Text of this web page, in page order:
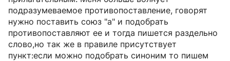
подразумеваемое противопоставление, говорят
нужно поставить союз "а" и подобрать
противопоставляют ее и тогда пишется раздельно
слово,но так же в правиле присутствует
пункт:если можно подобрать синоним то пишем